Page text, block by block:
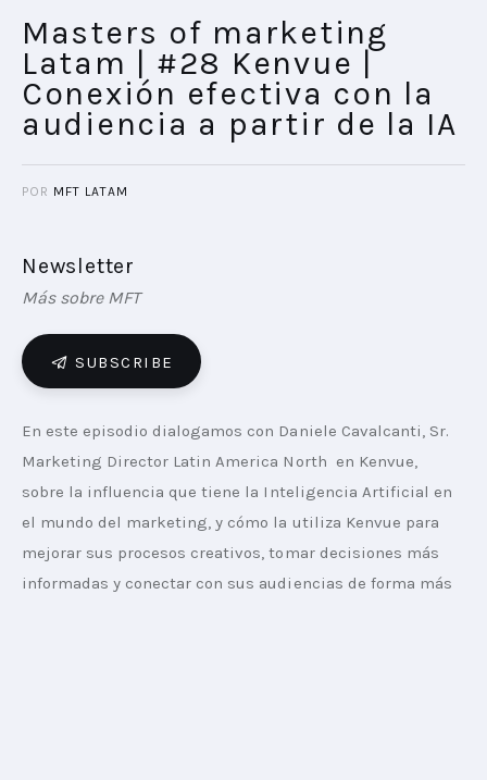
Masters of marketing
Latam | #28 Kenvue |
Conexión efectiva con la
audiencia a partir de la IA
POR MFT LATAM
Newsletter
Más sobre MFT
SUBSCRIBE
En este episodio dialogamos con Daniele Cavalcanti, Sr.
Marketing Director Latin America North  en Kenvue,
sobre la influencia que tiene la Inteligencia Artificial en
el mundo del marketing, y cómo la utiliza Kenvue para
mejorar sus procesos creativos, tomar decisiones más
informadas y conectar con sus audiencias de forma más